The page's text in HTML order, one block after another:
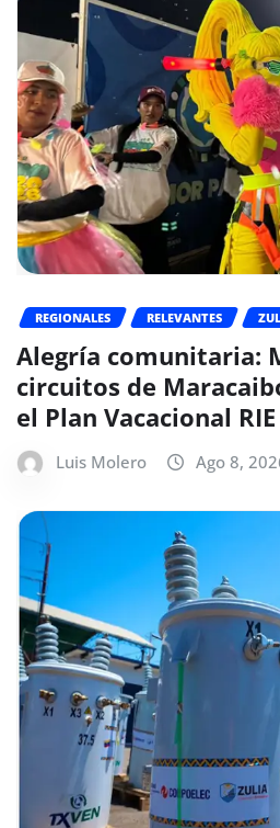
REGIONALES RELEVANTES
Alegría comunitaria:
circuitos de
el Plan Vacacional
Luis Molero Ago 8,